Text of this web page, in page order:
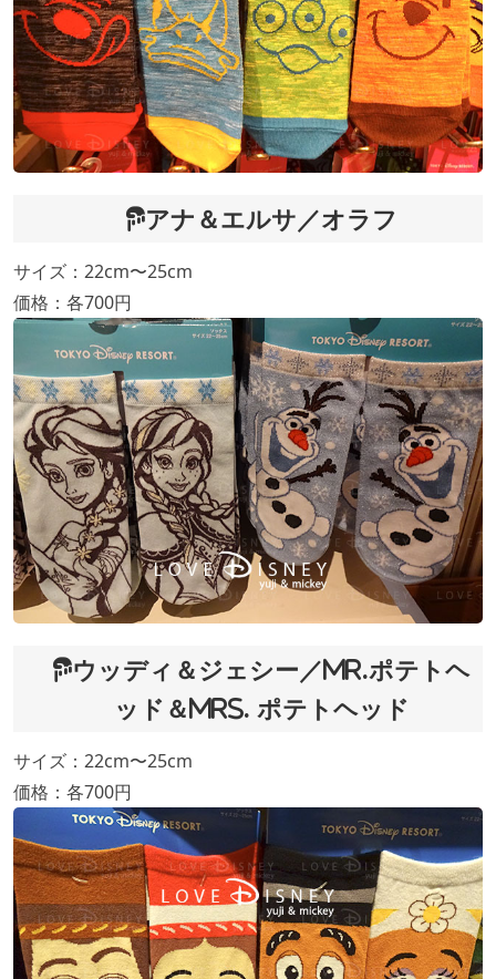
アナ＆エルサ／オラフ
サイズ：22cm〜25cm
価格：各700円
ウッディ＆ジェシー／Mr.ポテトヘ
ッド＆Mrs. ポテトヘッド
サイズ：22cm〜25cm
価格：各700円